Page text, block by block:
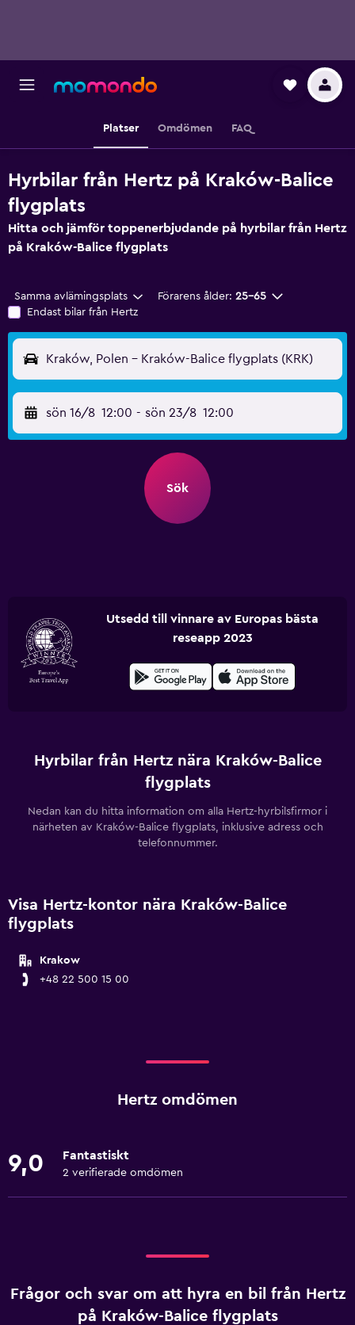
Platser Omdömen FAQ
Hyrbilar från Hertz på Kraków-Balice
flygplats
Hitta och jämför toppenerbjudande på hyrbilar från Hertz
på Kraków-Balice flygplats
Samma avlämingsplats Förarens ålder: 25-65
Endast bilar från Hertz
Kraków, Polen - Kraków-Balice flygplats (KRK)
sön 16/8 12:00 - sön 23/8 12:00
Sök
Utsedd till vinnare av Europas bästa
reseapp 2023
Hyrbilar från Hertz nära Kraków-Balice
flygplats
Nedan kan du hitta information om alla Hertz-hyrbilsfirmor i
närheten av Kraków-Balice flygplats, inklusive adress och
telefonnummer.
Visa Hertz-kontor nära Kraków-Balice
flygplats
Krakow
+48 22 500 15 00
Hertz omdömen
9,0 Fantastiskt
2 verifierade omdömen
Frågor och svar om att hyra en bil från Hertz
på Kraków-Balice flygplats